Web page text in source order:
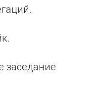
заседание